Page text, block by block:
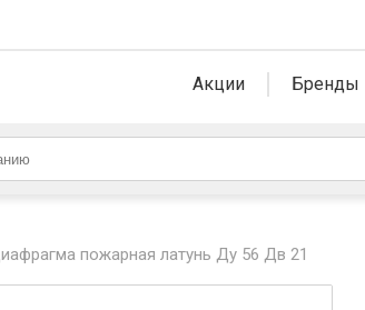
Акции Бренды
пожарная латунь Ду 56 Дв 21